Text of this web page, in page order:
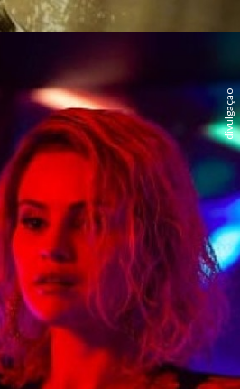
divulgação